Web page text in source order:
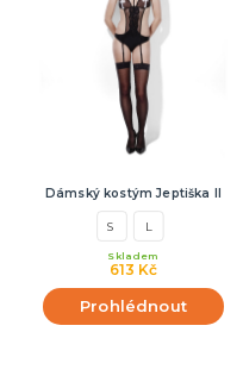
Dámský kostým Jeptiška II
S L
613 Kč
Skladem
Prohlédnout